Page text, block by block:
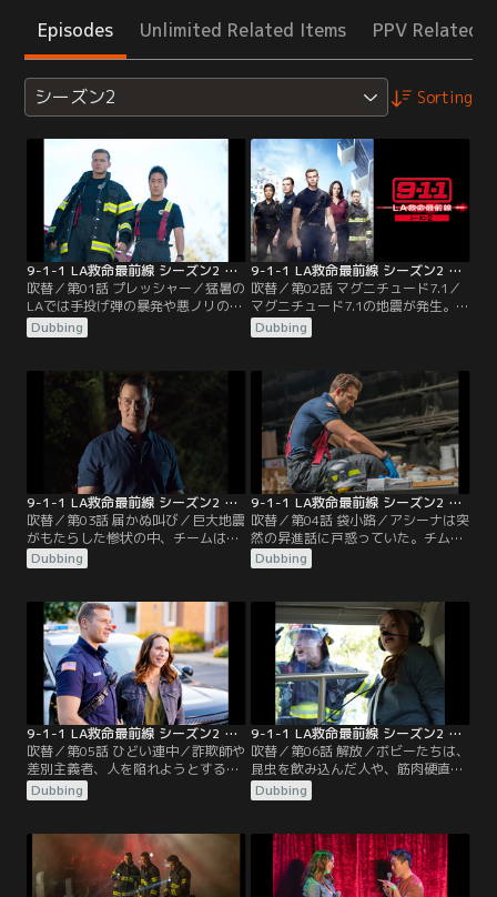
Episodes Unlimited Related Items PPV Related
シーズン2 Sorting
9-1-1 LA救命最前線 シーズン2 第01話／吹替
吹替／第01話 プレッシャー／猛暑の
LAでは手投げ弾の暴発や悪ノリの動
画撮影での事故、修理工場の人間風
船など、命に関わる緊急事態が相次
していた。アシーナはボビーとの関
係に悩み、署ではバックの存在を脅
かす新人エディがチームに加わっ
た。突然訪ねてきたバックの姉マデ
ィは家族にも言えない事情を抱えて
Dubbing
9-1-1 LA救命最前線 シーズン2 第02話／吹替
吹替／第02話 マグニチュード7.1／
マグニチュード7.1の地震が発生。
14階建てのホテルが傾き、高速道路
で火の手が上がっていた。ボビーた
ホテルは崩れるかもしれない。アシ
ーナは高速道路で消火活動に当たっ
ていた。交換手としてマディが働き
始めたコールセンターには通報の電
話が殺到していた。
Dubbing
9-1-1 LA救命最前線 シーズン2 第03話／吹替
吹替／第03話 届かぬ叫び／巨大地震
がもたらした惨状の中、チームは依
然奮闘していた。アシーナが治安維
持のために奔走する一方、ボビーた
された仲間と市民を地下のがれき
や、はるか上階から救出しようとし
ていた。新米のマディは余震が続く
中、産気づいた妊婦が無事出産でき
るよう知恵を絞っていた。
Dubbing
9-1-1 LA救命最前線 シーズン2 第04話／吹替
吹替／第04話 袋小路／アシーナは突
然の昇進話に戸惑っていた。チムニ
ーは、結婚して妊娠中のタティアナ
と偶然出くわして動揺する。10ヵ月
しんでいるのだった。バックは1人
で息子を育てているエディに同情
し、カーラを紹介する。マディは引
っ越しを決め、新しい一歩を踏み出
そうとしていた。
Dubbing
9-1-1 LA救命最前線 シーズン2 第05話／吹替
吹替／第05話 ひどい連中／詐欺師や
差別主義者、人を陥れようとする者
等、相手がいかなる悪人でもその命
を救うためにチームは力を尽くして
ーナのパトカーに同乗したマディ
は、偶然遭遇した事件から尊敬する
ベテラン交換手の真相を知る。ヘン
一家は昔の恋人エヴァと息子の父親
Dubbing
9-1-1 LA救命最前線 シーズン2 第06話／吹替
吹替／第06話 解放／ボビーたちは、
昆虫を飲み込んだ人や、筋肉硬直を
起こしたボディビルダーを助けるた
めに奮闘していた。引っ越しを終え
る。ボビーは死んだ娘の誕生日を迎
えて苦しんでいた。さらにリポータ
ーが取材を行っている消防署では、
ブラウニーを食べた隊員がハイにな
Dubbing